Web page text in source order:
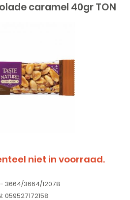
caramel 40gr TON
niet in voorraad.
- 3664/3664/12078
059527172158